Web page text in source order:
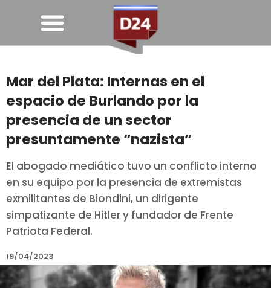
Mar del Plata: Internas en el
espacio de Burlando por la
presencia de un sector
presuntamente “nazista”
El abogado mediático tuvo un conflicto interno
en su equipo por la presencia de extremistas
exmilitantes de Biondini, un dirigente
simpatizante de Hitler y fundador de Frente
Patriota Federal.
19/04/2023